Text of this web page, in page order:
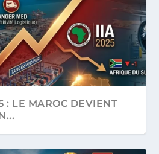
: LE MAROC DEVIENT